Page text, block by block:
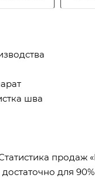
шва
продаж
для